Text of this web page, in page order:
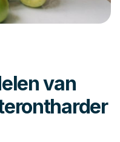
van